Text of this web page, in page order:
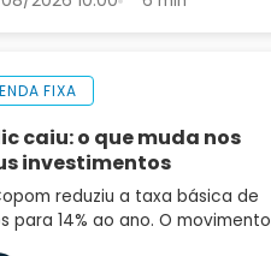
FIXA
caiu: o que muda nos
investimentos
reduziu a taxa básica de
para 14% ao ano. O movimento